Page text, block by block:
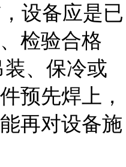
设备应是已
检验合格
装、保冷或
预先焊上，
再对设备施